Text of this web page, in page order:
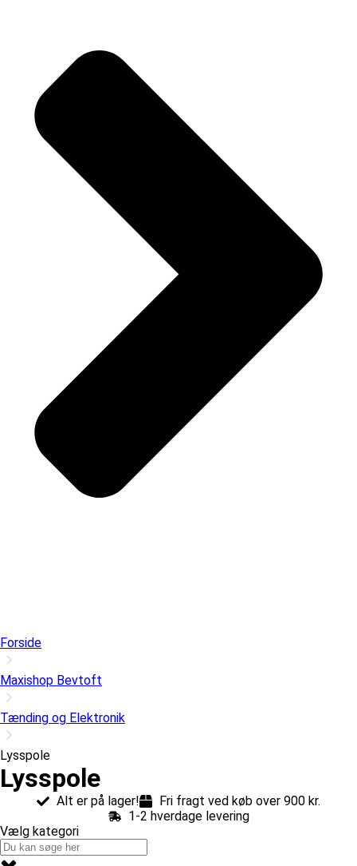
Forside
Maxishop Bevtoft
Tænding og Elektronik
Lysspole
Lysspole
Alt er på lager!
Fri fragt ved køb over 900 kr.
1-2 hverdage levering
Vælg kategori